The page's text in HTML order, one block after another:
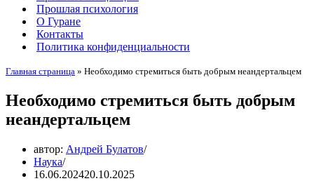
Прошлая психология
О Гуране
Контакты
Политика конфиденциальности
Главная страница » Необходимо стремиться быть добрым неандертальцем
Необходимо стремиться быть добрым
неандертальцем
автор: Андрей Булатов
Наука
16.06.202420.10.2025